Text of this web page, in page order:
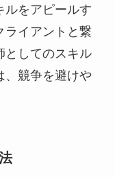
ルをアピールす
ライアントと繋
としてのスキル
、競争を避けや